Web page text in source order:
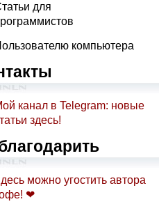
для
компьютера
канал в Telegram: новые
здесь!
можно угостить автора
❤